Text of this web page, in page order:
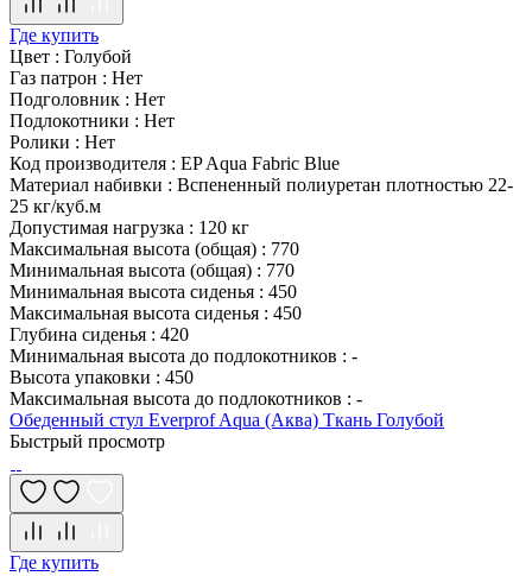
Где купить
Цвет : Голубой
Газ патрон : Нет
Подголовник : Нет
Подлокотники : Нет
Ролики : Нет
Код производителя : EP Aqua Fabric Blue
Материал набивки : Вспененный полиуретан плотностью 22-
25 кг/куб.м
Допустимая нагрузка : 120 кг
Максимальная высота (общая) : 770
Минимальная высота (общая) : 770
Минимальная высота сиденья : 450
Максимальная высота сиденья : 450
Глубина сиденья : 420
Минимальная высота до подлокотников : -
Высота упаковки : 450
Максимальная высота до подлокотников : -
Обеденный стул Everprof Aqua (Аква) Ткань Голубой
Быстрый просмотр
Где купить